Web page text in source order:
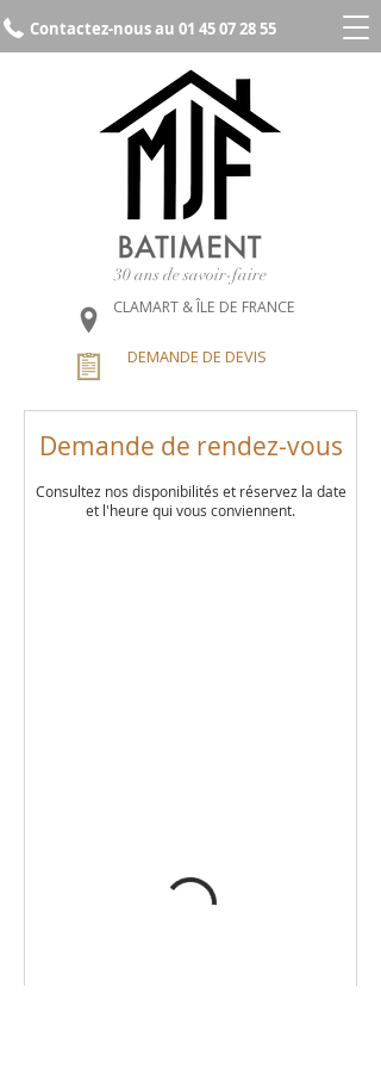
Contactez-nous au 01 45 07 28 55
30 ans de savoir-faire
CLAMART & ÎLE DE FRANCE
DEMANDE DE DEVIS
Demande de rendez-vous
Consultez nos disponibilités et réservez la date
et l'heure qui vous conviennent.